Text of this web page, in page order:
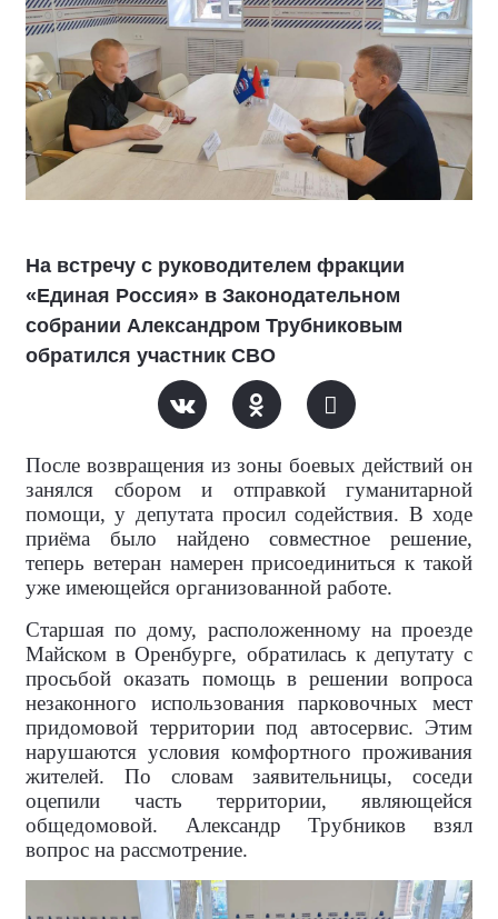
На встречу с руководителем фракции
«Единая Россия» в Законодательном
собрании Александром Трубниковым
обратился участник СВО
После возвращения из зоны боевых действий он
занялся сбором и отправкой гуманитарной
помощи, у депутата просил содействия. В ходе
приёма было найдено совместное решение,
теперь ветеран намерен присоединиться к такой
уже имеющейся организованной работе.
Старшая по дому, расположенному на проезде
Майском в Оренбурге, обратилась к депутату с
просьбой оказать помощь в решении вопроса
незаконного использования парковочных мест
придомовой территории под автосервис. Этим
нарушаются условия комфортного проживания
жителей. По словам заявительницы, соседи
оцепили часть территории, являющейся
общедомовой. Александр Трубников взял
вопрос на рассмотрение.